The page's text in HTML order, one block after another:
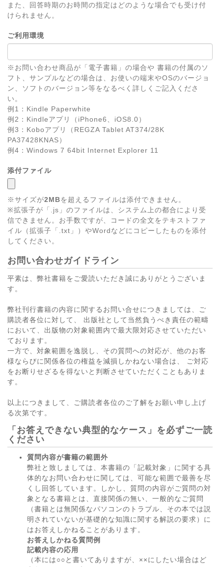
また、回答時期のお時間の指定はどのような場合でも受け付
けられません。
ご利用環境
※お問い合わせ商品が「電子書籍」の場合や 書籍の付属のソ
フト、サンプルなどの場合は、お使いの端末やOSのバージョ
ン、ソフトのバージョン等をなるべく詳しくご記入くださ
い。
例1：Kindle Paperwhite
例2：Kindleアプリ（iPhone6、iOS8.0）
例3：Koboアプリ（REGZA Tablet AT374/28K
PA37428KNAS）
例4：Windows 7 64bit Internet Explorer 11
添付ファイル
※サイズが2MBを超えるファイルは添付できません。
※拡張子が「.js」のファイルは、システム上の都合により受
信できません。お手数ですが、コードの全文をテキストファ
イル（拡張子「.txt」）やWordなどにコピーしたものを添付
してください。
お問い合わせガイドライン
平素は、弊社書籍をご愛読いただき誠にありがとうございま
す。
弊社刊行書籍の内容に関するお問い合せにつきましては、ご
購読者各位に対して、 出版社として当然負うべき責任の範疇
において、出版物の対象範囲内で最大限対応させていただい
ております。
一方で、対象範囲を逸脱し、その質問への対応が、他のお客
様ならびに関係各位の権益を減損しかねない場合は、 ご対応
をお断りせざるを得ないと判断させていただくこともありま
す。
以上につきまして、ご購読者各位のご了解をお願い申し上げ
る次第です。
「お答えできない典型的なケース」を必ずご一読
ください
質問内容が書籍の範囲外
弊社と致しましては、本書籍の「記載対象」に関する具
体的なお問い合わせに関しては、可能な範囲で最善を尽
くし回答しています。しかし、質問の内容がご質問の対
象となる書籍とは、直接関係の無い、一般的なご質問
（書籍とは無関係なパソコンのトラブル、その本では説
明されていないが基礎的な知識に関する解説の要求）に
はお答えしかねることがあります。
お答えしかねる質問例
記載内容の応用
（本には○○と書いてありますが、××にしたい場合はど